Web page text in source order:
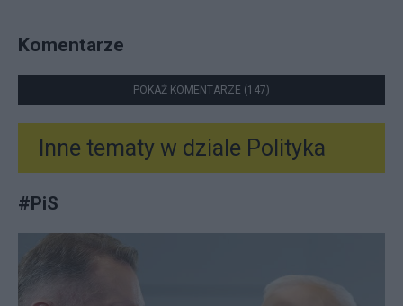
Komentarze
POKAŻ KOMENTARZE (147)
Inne tematy w dziale Polityka
#PiS